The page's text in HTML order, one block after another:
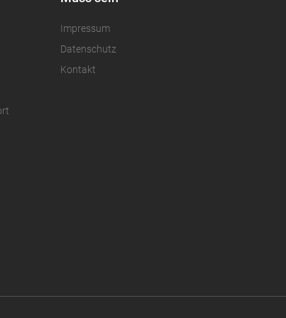
Impressum
Datenschutz
Kontakt